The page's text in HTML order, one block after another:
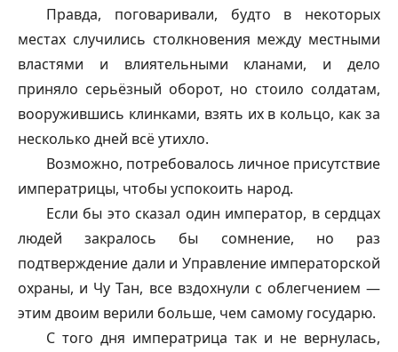
Правда, поговаривали, будто в некоторых
местах случились столкновения между местными
властями и влиятельными кланами, и дело
приняло серьёзный оборот, но стоило солдатам,
вооружившись клинками, взять их в кольцо, как за
несколько дней всё утихло.
Возможно, потребовалось личное присутствие
императрицы, чтобы успокоить народ.
Если бы это сказал один император, в сердцах
людей закралось бы сомнение, но раз
подтверждение дали и Управление императорской
охраны, и Чу Тан, все вздохнули с облегчением —
этим двоим верили больше, чем самому государю.
С того дня императрица так и не вернулась,